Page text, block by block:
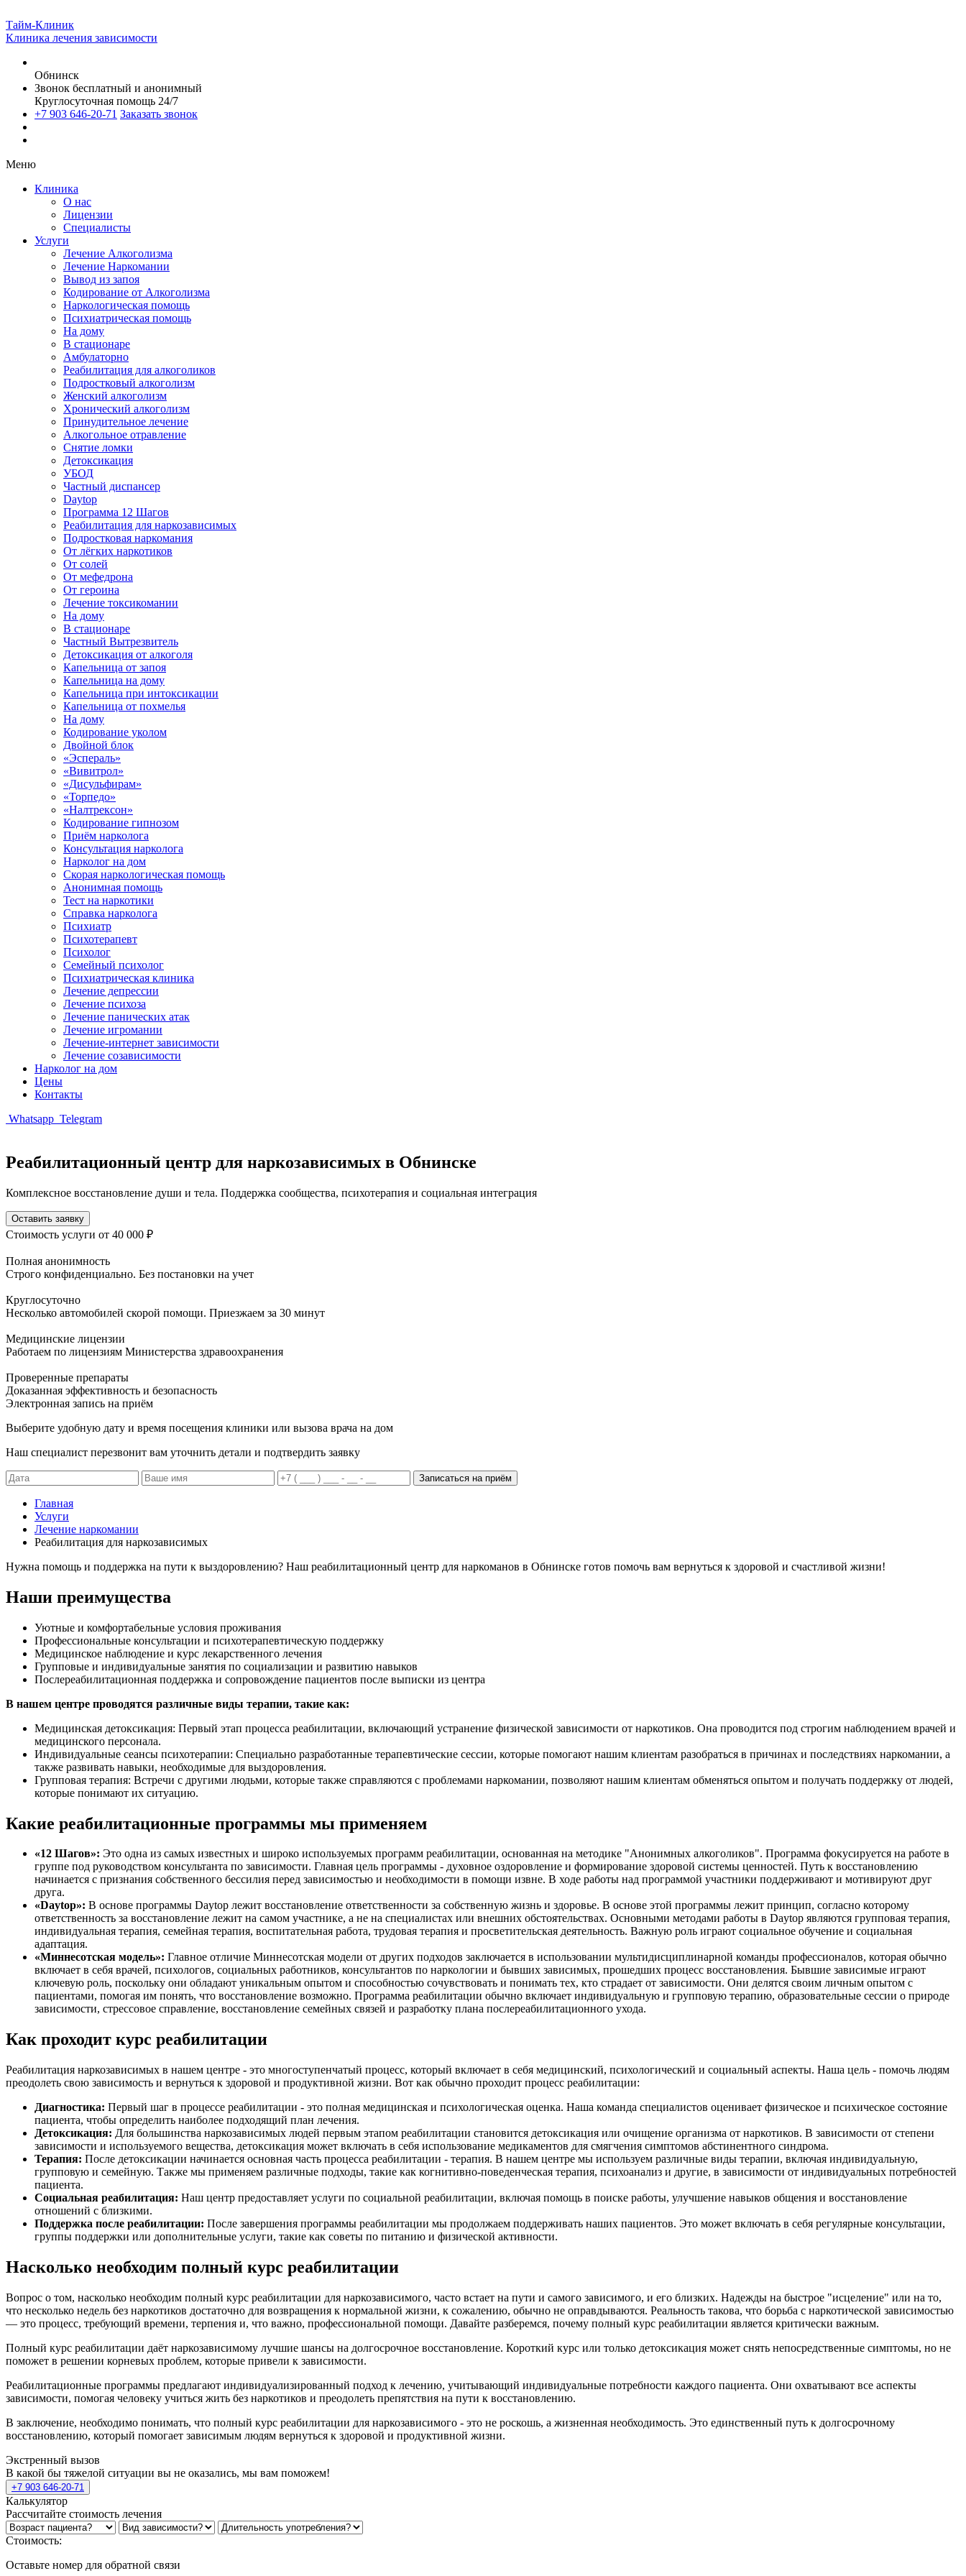
Тайм-Клиник
Клиника лечения зависимости
Обнинск
Звонок бесплатный и анонимный
Круглосуточная помощь 24/7
+7 903 646-20-71 Заказать звонок
Меню
Клиника
О нас
Лицензии
Специалисты
Услуги
Лечение Алкоголизма
Лечение Наркомании
Вывод из запоя
Кодирование от Алкоголизма
Наркологическая помощь
Психиатрическая помощь
На дому
В стационаре
Амбулаторно
Реабилитация для алкоголиков
Подростковый алкоголизм
Женский алкоголизм
Хронический алкоголизм
Принудительное лечение
Алкогольное отравление
Снятие ломки
Детоксикация
УБОД
Частный диспансер
Daytop
Программа 12 Шагов
Реабилитация для наркозависимых
Подростковая наркомания
От лёгких наркотиков
От солей
От мефедрона
От героина
Лечение токсикомании
На дому
В стационаре
Частный Вытрезвитель
Детоксикация от алкоголя
Капельница от запоя
Капельница на дому
Капельница при интоксикации
Капельница от похмелья
На дому
Кодирование уколом
Двойной блок
«Эспераль»
«Вивитрол»
«Дисульфирам»
«Торпедо»
«Налтрексон»
Кодирование гипнозом
Приём нарколога
Консультация нарколога
Нарколог на дом
Скорая наркологическая помощь
Анонимная помощь
Тест на наркотики
Справка нарколога
Психиатр
Психотерапевт
Психолог
Семейный психолог
Психиатрическая клиника
Лечение депрессии
Лечение психоза
Лечение панических атак
Лечение игромании
Лечение-интернет зависимости
Лечение созависимости
Нарколог на дом
Цены
Контакты
Whatsapp Telegram
Реабилитационный центр для наркозависимых в Обнинске
Комплексное восстановление души и тела. Поддержка сообщества, психотерапия и социальная интеграция
Оставить заявку
Стоимость услуги от 40 000 ₽
Полная анонимность
Строго конфиденциально. Без постановки на учет
Круглосуточно
Несколько автомобилей скорой помощи. Приезжаем за 30 минут
Медицинские лицензии
Работаем по лицензиям Министерства здравоохранения
Проверенные препараты
Доказанная эффективность и безопасность
Электронная запись на приём
Выберите удобную дату и время посещения клиники или вызова врача на дом
Наш специалист перезвонит вам уточнить детали и подтвердить заявку
Записаться на приём
Главная
Услуги
Лечение наркомании
Реабилитация для наркозависимых
Нужна помощь и поддержка на пути к выздоровлению? Наш реабилитационный центр для наркоманов в Обнинске готов помочь вам вернуться к здоровой и счастливой жизни!
Наши преимущества
Уютные и комфортабельные условия проживания
Профессиональные консультации и психотерапевтическую поддержку
Медицинское наблюдение и курс лекарственного лечения
Групповые и индивидуальные занятия по социализации и развитию навыков
Послереабилитационная поддержка и сопровождение пациентов после выписки из центра
В нашем центре проводятся различные виды терапии, такие как:
Медицинская детоксикация: Первый этап процесса реабилитации, включающий устранение физической зависимости от наркотиков. Она проводится под строгим наблюдением врачей и
медицинского персонала.
Индивидуальные сеансы психотерапии: Специально разработанные терапевтические сессии, которые помогают нашим клиентам разобраться в причинах и последствиях наркомании, а
также развивать навыки, необходимые для выздоровления.
Групповая терапия: Встречи с другими людьми, которые также справляются с проблемами наркомании, позволяют нашим клиентам обменяться опытом и получать поддержку от людей,
которые понимают их ситуацию.
Какие реабилитационные программы мы применяем
«12 Шагов»: Это одна из самых известных и широко используемых программ реабилитации, основанная на методике "Анонимных алкоголиков". Программа фокусируется на работе в
группе под руководством консультанта по зависимости. Главная цель программы - духовное оздоровление и формирование здоровой системы ценностей. Путь к восстановлению
начинается с признания собственного бессилия перед зависимостью и необходимости в помощи извне. В ходе работы над программой участники поддерживают и мотивируют друг
друга.
«Daytop»: В основе программы Daytop лежит восстановление ответственности за собственную жизнь и здоровье. В основе этой программы лежит принцип, согласно которому
ответственность за восстановление лежит на самом участнике, а не на специалистах или внешних обстоятельствах. Основными методами работы в Daytop являются групповая терапия,
индивидуальная терапия, семейная терапия, воспитательная работа, трудовая терапия и просветительская деятельность. Важную роль играют социальное обучение и социальная
адаптация.
«Миннесотская модель»: Главное отличие Миннесотская модели от других подходов заключается в использовании мультидисциплинарной команды профессионалов, которая обычно
включает в себя врачей, психологов, социальных работников, консультантов по наркологии и бывших зависимых, прошедших процесс восстановления. Бывшие зависимые играют
ключевую роль, поскольку они обладают уникальным опытом и способностью сочувствовать и понимать тех, кто страдает от зависимости. Они делятся своим личным опытом с
пациентами, помогая им понять, что восстановление возможно. Программа реабилитации обычно включает индивидуальную и групповую терапию, образовательные сессии о природе
зависимости, стрессовое справление, восстановление семейных связей и разработку плана послереабилитационного ухода.
Как проходит курс реабилитации
Реабилитация наркозависимых в нашем центре - это многоступенчатый процесс, который включает в себя медицинский, психологический и социальный аспекты. Наша цель - помочь людям
преодолеть свою зависимость и вернуться к здоровой и продуктивной жизни. Вот как обычно проходит процесс реабилитации:
Диагностика: Первый шаг в процессе реабилитации - это полная медицинская и психологическая оценка. Наша команда специалистов оценивает физическое и психическое состояние
пациента, чтобы определить наиболее подходящий план лечения.
Детоксикация: Для большинства наркозависимых людей первым этапом реабилитации становится детоксикация или очищение организма от наркотиков. В зависимости от степени
зависимости и используемого вещества, детоксикация может включать в себя использование медикаментов для смягчения симптомов абстинентного синдрома.
Терапия: После детоксикации начинается основная часть процесса реабилитации - терапия. В нашем центре мы используем различные виды терапии, включая индивидуальную,
групповую и семейную. Также мы применяем различные подходы, такие как когнитивно-поведенческая терапия, психоанализ и другие, в зависимости от индивидуальных потребностей
пациента.
Социальная реабилитация: Наш центр предоставляет услуги по социальной реабилитации, включая помощь в поиске работы, улучшение навыков общения и восстановление
отношений с близкими.
Поддержка после реабилитации: После завершения программы реабилитации мы продолжаем поддерживать наших пациентов. Это может включать в себя регулярные консультации,
группы поддержки или дополнительные услуги, такие как советы по питанию и физической активности.
Насколько необходим полный курс реабилитации
Вопрос о том, насколько необходим полный курс реабилитации для наркозависимого, часто встает на пути и самого зависимого, и его близких. Надежды на быстрое "исцеление" или на то,
что несколько недель без наркотиков достаточно для возвращения к нормальной жизни, к сожалению, обычно не оправдываются. Реальность такова, что борьба с наркотической зависимостью
— это процесс, требующий времени, терпения и, что важно, профессиональной помощи. Давайте разберемся, почему полный курс реабилитации является критически важным.
Полный курс реабилитации даёт наркозависимому лучшие шансы на долгосрочное восстановление. Короткий курс или только детоксикация может снять непосредственные симптомы, но не
поможет в решении корневых проблем, которые привели к зависимости.
Реабилитационные программы предлагают индивидуализированный подход к лечению, учитывающий индивидуальные потребности каждого пациента. Они охватывают все аспекты
зависимости, помогая человеку учиться жить без наркотиков и преодолеть препятствия на пути к восстановлению.
В заключение, необходимо понимать, что полный курс реабилитации для наркозависимого - это не роскошь, а жизненная необходимость. Это единственный путь к долгосрочному
восстановлению, который помогает зависимым людям вернуться к здоровой и продуктивной жизни.
Экстренный вызов
В какой бы тяжелой ситуации вы не оказались, мы вам поможем!
+7 903 646-20-71
Калькулятор
Рассчитайте стоимость лечения
Стоимость:
Оставьте номер для обратной связи